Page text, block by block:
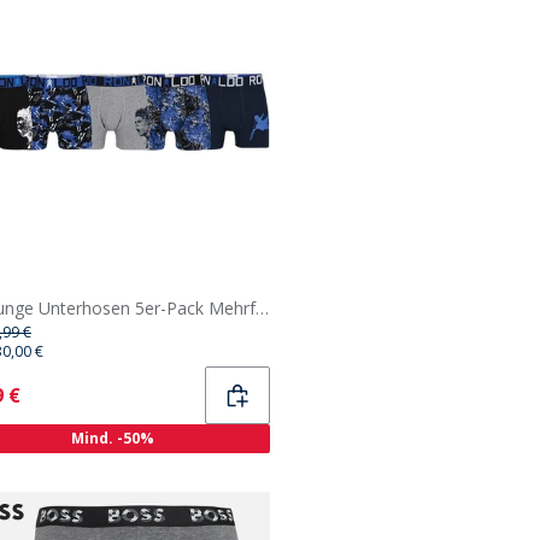
CR7 Junge Unterhosen 5er-Pack Mehrfarbig
€
€
€
Mind. -50%